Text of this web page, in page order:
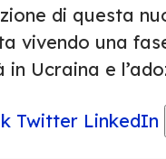
di questa
vivendo una
in Ucraina e
Twitter LinkedIn